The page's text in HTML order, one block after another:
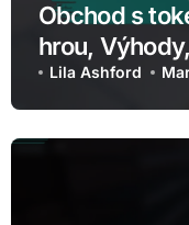
Obchod s
hrou,
Lila Ashford